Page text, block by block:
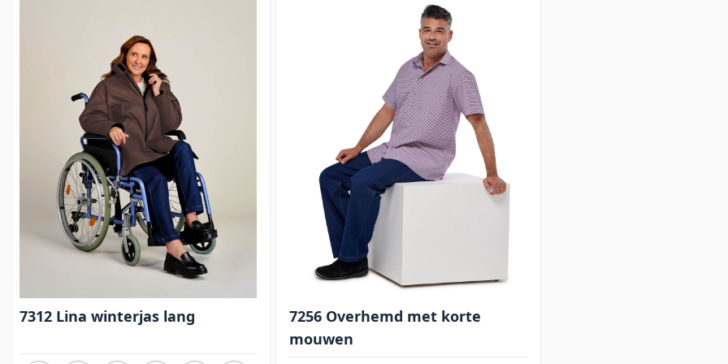
7312 Lina winterjas lang
7256 Overhemd met korte
mouwen